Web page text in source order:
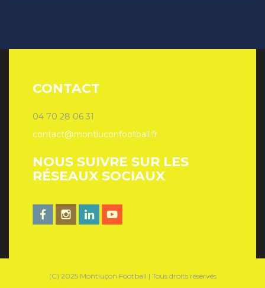
CONTACT
04 70 28 06 31
contact@montluconfootball.fr
NOUS SUIVRE SUR LES
RÉSEAUX SOCIAUX
(C) 2025 Montluçon Football | Tous droits réservés